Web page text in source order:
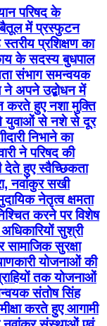
परिषद के
बैतूल में प्रस्फुटन
प्रशिक्षण का
के सदस्य बुधपाल
संभाग समन्वयक
अपने उद्बोधन में
करते हुए नशा मुक्ति
युवाओं से नशे से दूर
निभाने का
ने परिषद की
देते हुए स्वैच्छिकता
नवांकुर सखी
नेतृत्व क्षमता
करने पर विशेष
सुश्री
सुरक्षा
योजनाओं की
तक योजनाओं
संतोष सिंह
करते हुए आगामी